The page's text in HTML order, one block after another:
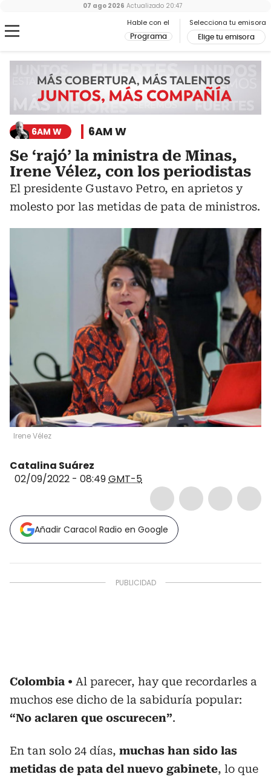
Hable con el
Programa
Selecciona tu emisora
Elige tu emisora
07 ago 2026 Actualizado 20:47
6AM W 6AM W
Se ‘rajó’ la ministra de Minas,
Irene Vélez, con los periodistas
El presidente Gustavo Petro, en aprietos y
molesto por las metidas de pata de ministros.
Irene Vélez
Catalina Suárez
02/09/2022 - 08:49GMT-5
Añadir Caracol Radio en Google
Colombia
Al parecer, hay que recordarles a
muchos ese dicho de la sabiduría popular:
“No aclaren que oscurecen”.
En tan solo 24 días, muchas han sido las
metidas de pata del nuevo gabinete, lo que